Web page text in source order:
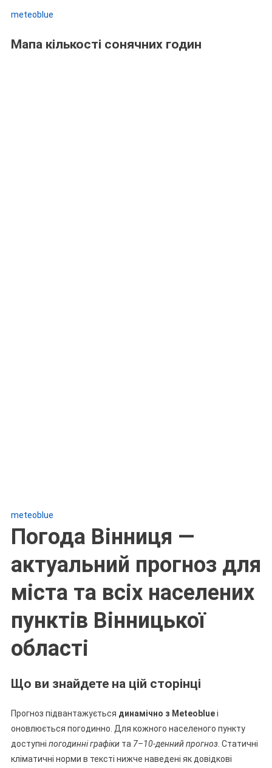
meteoblue
Мапа кількості сонячних годин
meteoblue
Погода Вінниця —
актуальний прогноз для
міста та всіх населених
пунктів Вінницької
області
Що ви знайдете на цій сторінці
Прогноз підвантажується динамічно з Meteoblueі
оновлюється погодинно. Для кожного населеного пункту
доступні погодинні графікита 7–10-денний прогноз. Статичні
кліматичні норми в тексті нижче наведені як довідкові